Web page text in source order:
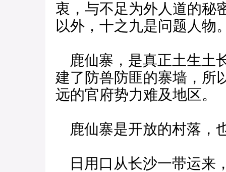
衷，与不足为外人道的秘
以外，十之九是问题人物
鹿仙寨，是真正土生土
建了防兽防匪的寨墙，所
远的官府势力难及地区。
鹿仙寨是开放的村落，
日用口从长沙一带运来